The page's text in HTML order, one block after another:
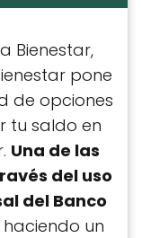
Bienestar,
pone
de opciones
tu saldo en
Una de las
del uso
del Banco
un